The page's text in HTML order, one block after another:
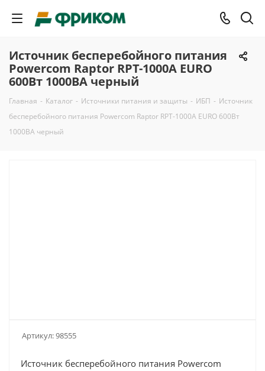
Источник бесперебойного питания
Powercom Raptor RPT-1000A EURO
600Вт 1000ВА черный
Главная - Каталог - Источники питания и защиты - ИБП - Источник
бесперебойного питания Powercom Raptor RPT-1000A EURO 600Вт
1000ВА черный
Артикул:98555
Источник бесперебойного питания Powercom